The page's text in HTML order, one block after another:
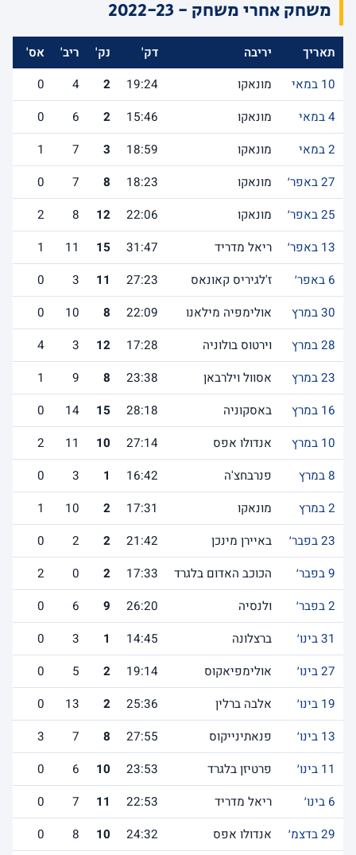
משחק אחרי משחק - 2022-23
תאריך יריבה דק' נק' ריב' אס'
10 במאי
מונאקו 19:24
2
4
0
4 במאי
מונאקו 15:46
2
6
0
2 במאי
מונאקו 18:59
3
7
1
27 באפר׳
מונאקו 18:23
8
7
0
25 באפר׳
מונאקו 22:06
12
8
2
13 באפר׳
ריאל מדריד 31:47
15
11
1
6 באפר׳
ז'לגיריס קאונאס 27:23
11
3
0
30 במרץ
אולימפיה מילאנו 22:09
8
10
0
28 במרץ
וירטוס בולוניה 17:28
12
3
4
23 במרץ
אסוול וילרבאן 23:38
8
9
1
16 במרץ
באסקוניה 28:18
15
14
0
10 במרץ
אנדולו אפס 27:14
10
11
2
8 במרץ
פנרבחצ'ה 16:42
1
3
0
2 במרץ
מונאקו 17:31
2
10
1
23 בפבר׳
באיירן מינכן 21:42
2
2
0
9 בפבר׳
הכוכב האדום בלגרד 17:33
2
0
2
2 בפבר׳
ולנסיה 26:20
9
6
0
31 בינו׳
ברצלונה 14:45
1
3
0
27 בינו׳
אולימפיאקוס 19:14
2
5
0
19 בינו׳
אלבה ברלין 25:36
2
13
0
13 בינו׳
פנאתינייקוס 27:55
8
7
3
11 בינו׳
פרטיזן בלגרד 23:53
10
6
0
6 בינו׳
ריאל מדריד 22:53
11
7
0
29 בדצמ׳
אנדולו אפס 24:32
10
8
0